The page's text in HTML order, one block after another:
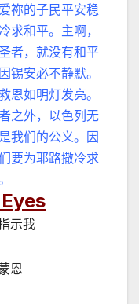
祢的子民平安稳
求和平。主啊，
者，就没有和平
锡安必不静默。
恩如明灯发亮。
之外，以色列无
我们的公义。因
要为耶路撒冷求
示我
恩